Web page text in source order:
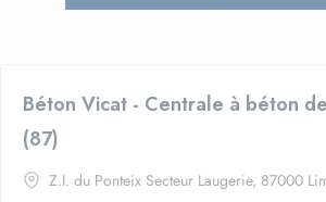
Béton Vicat - Centrale à béton
(87)
Z.I. du Ponteix Secteur Laugerie, 87000